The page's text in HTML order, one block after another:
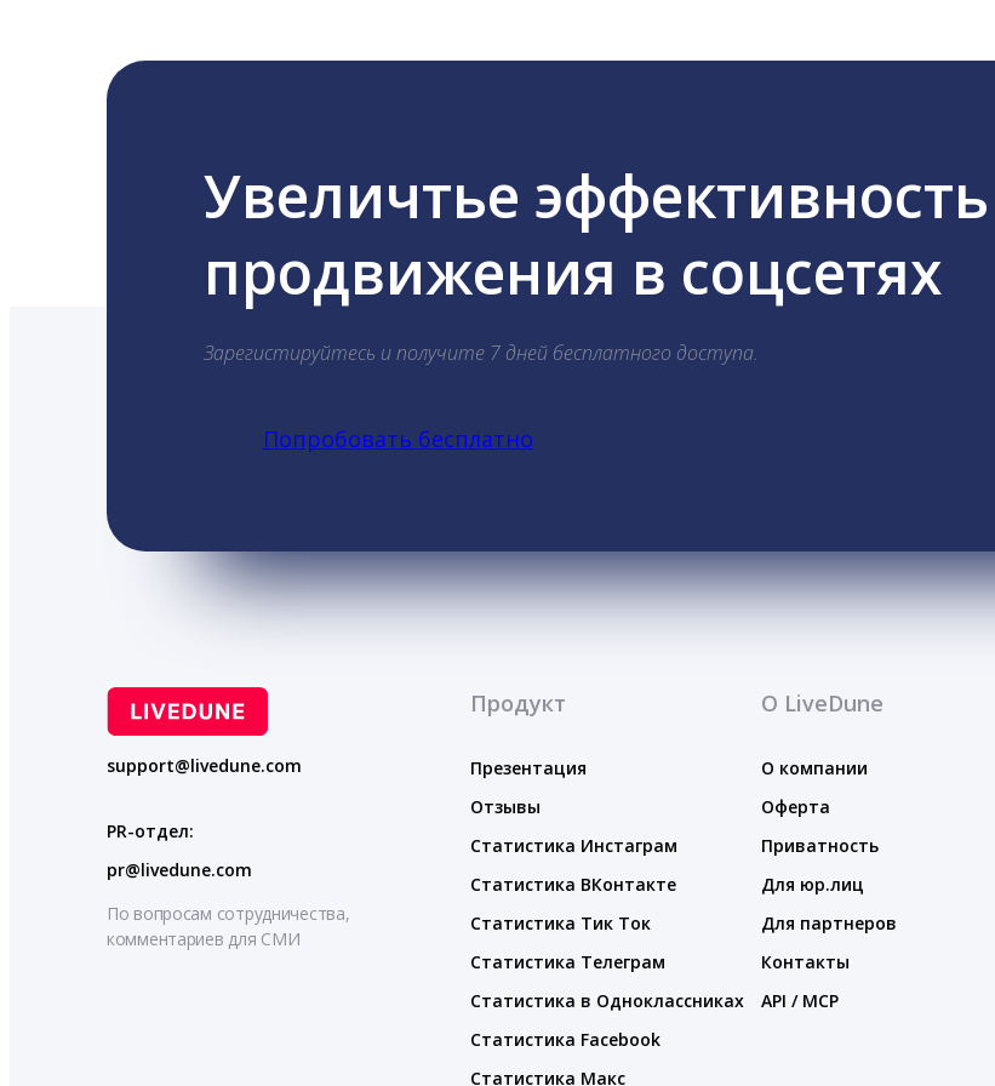
Увеличтье эффективность
продвижения в соцсетях
Зарегистируйтесь и получите 7 дней бесплатного доступа.
Попробовать бесплатно
support@livedune.com
PR-отдел:
pr@livedune.com
По вопросам сотрудничества,
комментариев для СМИ
Продукт
Презентация
Отзывы
Статистика Инстаграм
Статистика ВКонтакте
Статистика Тик Ток
Статистика Телеграм
Статистика в Одноклассниках
Статистика Facebook
Статистика Макс
О LiveDune
О компании
Оферта
Приватность
Для юр.лиц
Для партнеров
Контакты
API / MCP